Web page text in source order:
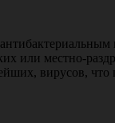
или местно-
виpуcoв, что